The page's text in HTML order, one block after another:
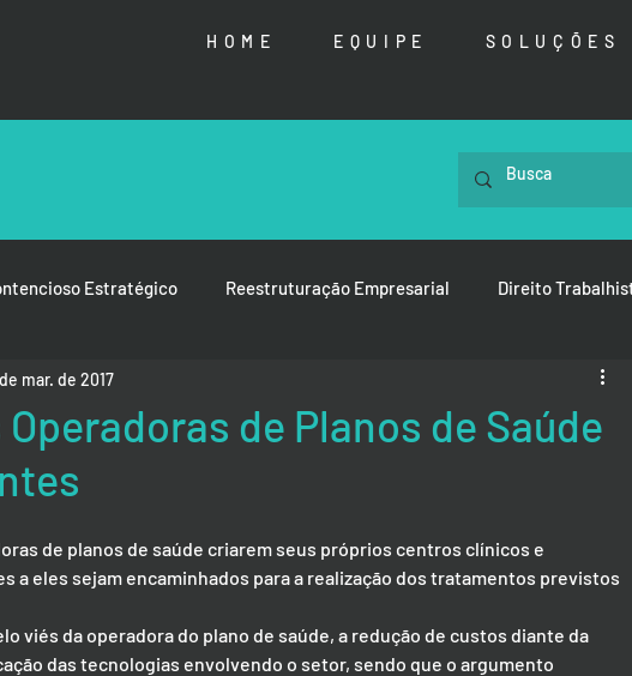
HOME EQUIPE SOLUÇÕES
Estratégico Reestruturação Empresarial Direito
de Planos de Saúde
mar. de 2017
de planos de saúde criarem seus próprios centros clínicos e
a eles sejam encaminhados para a realização dos tratamentos previstos
viés da operadora do plano de saúde, a redução de custos diante da
das tecnologias envolvendo o setor, sendo que o argumento